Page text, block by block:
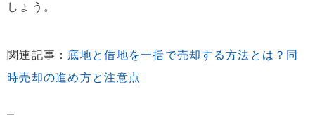
しょう。
関連記事： 底地と借地を一括で売却する方法とは？同
時売却の進め方と注意点